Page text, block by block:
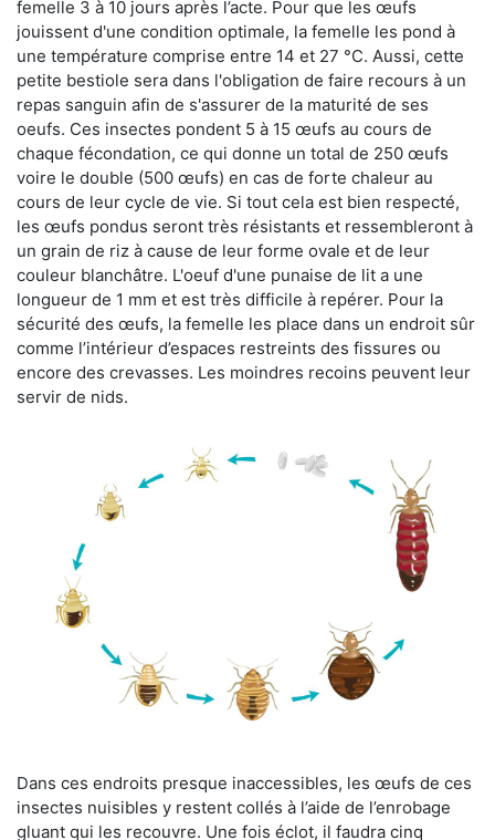
femelle 3 à 10 jours après l’acte. Pour que les œufs
jouissent d'une condition optimale, la femelle les pond à
une température comprise entre 14 et 27 °C. Aussi, cette
petite bestiole sera dans l'obligation de faire recours à un
repas sanguin afin de s'assurer de la maturité de ses
oeufs. Ces insectes pondent 5 à 15 œufs au cours de
chaque fécondation, ce qui donne un total de 250 œufs
voire le double (500 œufs) en cas de forte chaleur au
cours de leur cycle de vie. Si tout cela est bien respecté,
les œufs pondus seront très résistants et ressembleront à
un grain de riz à cause de leur forme ovale et de leur
couleur blanchâtre. L'oeuf d'une punaise de lit a une
longueur de 1 mm et est très difficile à repérer. Pour la
sécurité des œufs, la femelle les place dans un endroit sûr
comme l’intérieur d’espaces restreints des fissures ou
encore des crevasses. Les moindres recoins peuvent leur
servir de nids.
Dans ces endroits presque inaccessibles, les œufs de ces
insectes nuisibles y restent collés à l’aide de l’enrobage
gluant qui les recouvre. Une fois éclot, il faudra cinq